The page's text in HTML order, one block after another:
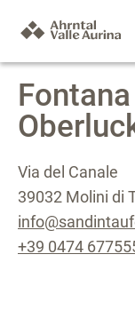
Via del Canale
39032 Molini di
+39 0474